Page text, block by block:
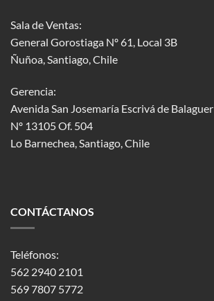
Sala de Ventas:
General Gorostiaga Nº 61, Local 3B
Ñuñoa, Santiago, Chile
Gerencia:
Avenida San Josemaría Escrivá de Balaguer
Nº 13105 Of. 504
Lo Barnechea, Santiago, Chile
CONTÁCTANOS
Teléfonos:
562 2940 2101
569 7807 5772